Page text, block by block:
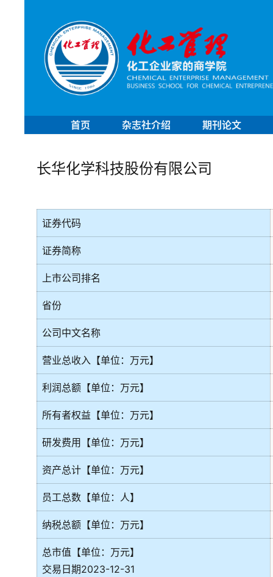
首页 杂志社介绍 期刊论文
长华化学科技股份有限公司
证券代码
证券简称
上市公司排名
省份
公司中文名称
营业总收入【单位：万元】
利润总额【单位：万元】
所有者权益【单位：万元】
研发费用【单位：万元】
资产总计【单位：万元】
员工总数【单位：人】
纳税总额【单位：万元】
总市值【单位：万元】
交易日期2023-12-31